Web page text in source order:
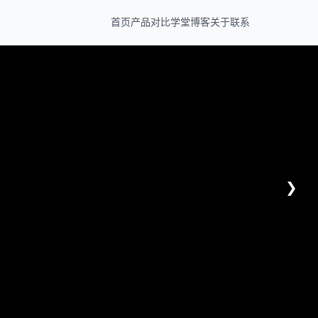
首页产品对比学堂博客关于联系
❯